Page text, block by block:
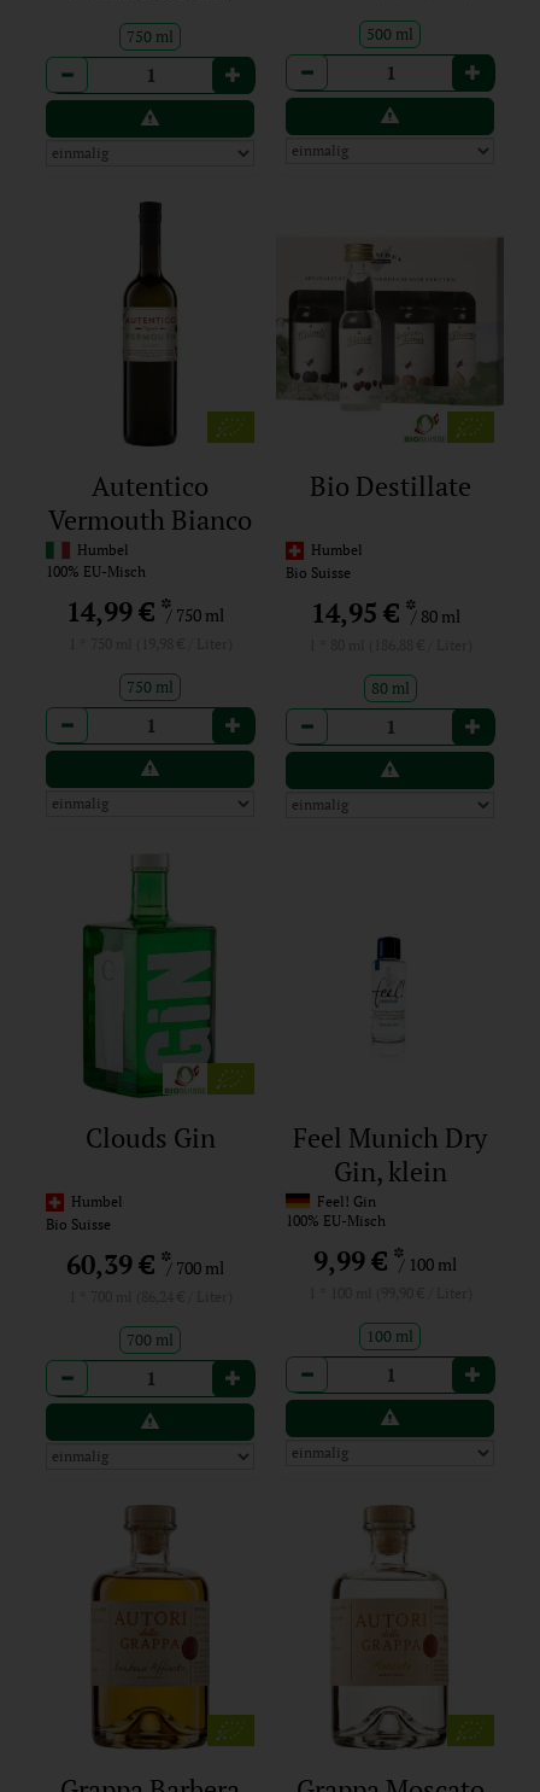
750 ml
Anzahl
500 ml
Anzahl
Autentico
Vermouth Bianco
16%
Humbel
100% EU-Misch
14,99 € */ 750 ml
750 ml
Anzahl
Bio Destillate
Humbel
Bio Suisse
14,95 €*/ 80 ml
80 ml
Anzahl
Clouds Gin
Humbel
Bio Suisse
60,39 € */ 700 ml
700 ml
Anzahl
Feel Munich Dry
Gin, klein
Feel! Gin
100% EU-Misch
9,99 € */ 100 ml
100 ml
Anzahl